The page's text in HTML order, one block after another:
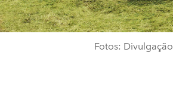
Fotos: Divulgação